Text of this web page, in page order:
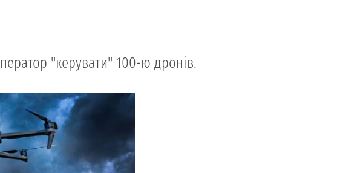
"керувати" 100-ю дронів.